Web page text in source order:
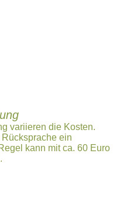
variieren die Kosten.
ein
kann mit ca. 60 Euro